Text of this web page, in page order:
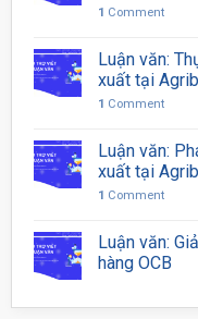
1 Comment
Luận văn:
xuất tại
1 Comment
Luận văn:
xuất tại
1 Comment
Luận văn:
hàng OCB